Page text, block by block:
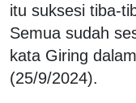
itu suksesi tiba-
Semua sudah
kata Giring
(25/9/2024).